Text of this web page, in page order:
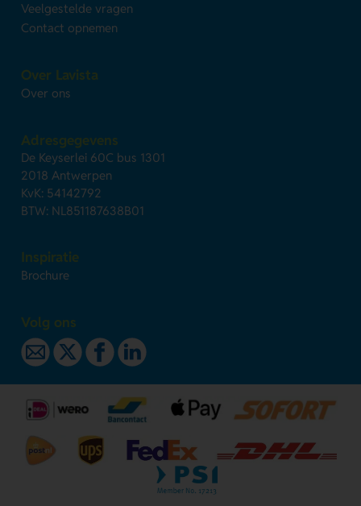
Veelgestelde vragen
Contact opnemen
Over Lavista
Over ons
Adresgegevens
De Keyserlei 60C bus 1301
2018 Antwerpen
KvK: 54142792
BTW: NL851187638B01
Inspiratie
Brochure
Volg ons